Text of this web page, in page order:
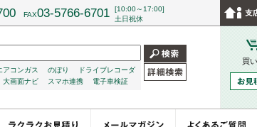
FAX03-5766-6701
[10:00～17:00]
土日祝休
アコンガス のぼり
ドライブレコーダ
大画面ナビ スマホ連携 電子車検証
買